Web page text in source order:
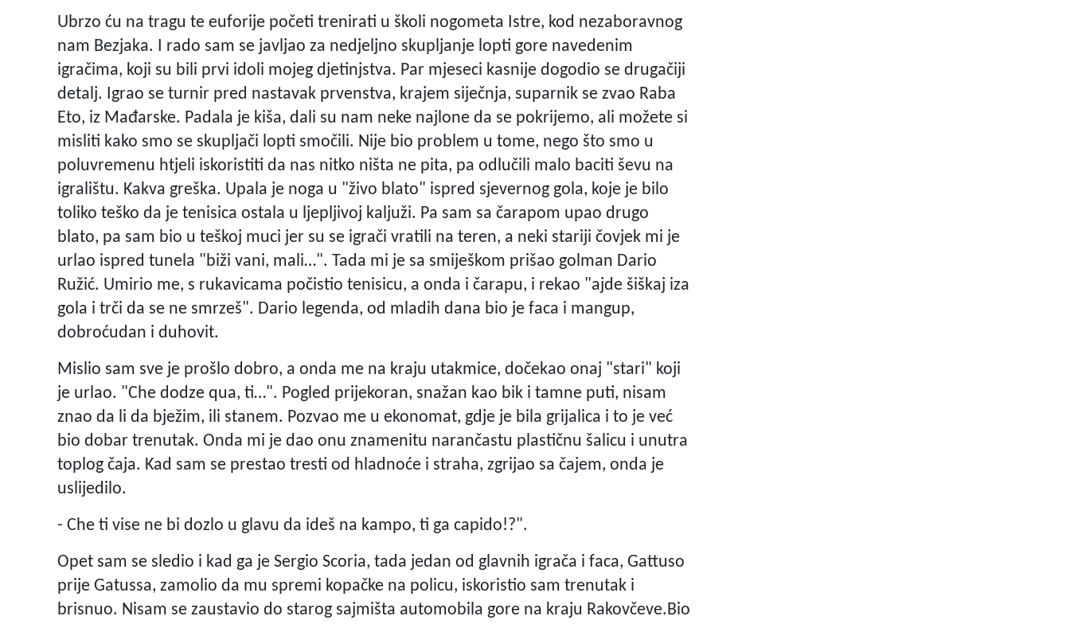
Ubrzo ću na tragu te euforije početi trenirati u školi nogometa Istre, kod nezaboravnog
nam Bezjaka. I rado sam se javljao za nedjeljno skupljanje lopti gore navedenim
igračima, koji su bili prvi idoli mojeg djetinjstva. Par mjeseci kasnije dogodio se drugačiji
detalj. Igrao se turnir pred nastavak prvenstva, krajem siječnja, suparnik se zvao Raba
Eto, iz Mađarske. Padala je kiša, dali su nam neke najlone da se pokrijemo, ali možete si
misliti kako smo se skupljači lopti smočili. Nije bio problem u tome, nego što smo u
poluvremenu htjeli iskoristiti da nas nitko ništa ne pita, pa odlučili malo baciti ševu na
igralištu. Kakva greška. Upala je noga u "živo blato" ispred sjevernog gola, koje je bilo
toliko teško da je tenisica ostala u ljepljivoj kaljuži. Pa sam sa čarapom upao drugo
blato, pa sam bio u teškoj muci jer su se igrači vratili na teren, a neki stariji čovjek mi je
urlao ispred tunela "biži vani, mali…". Tada mi je sa smiješkom prišao golman Dario
Ružić. Umirio me, s rukavicama počistio tenisicu, a onda i čarapu, i rekao "ajde šiškaj iza
gola i trči da se ne smrzeš". Dario legenda, od mladih dana bio je faca i mangup,
dobroćudan i duhovit.
Mislio sam sve je prošlo dobro, a onda me na kraju utakmice, dočekao onaj "stari" koji
je urlao. "Che dodze qua, ti…". Pogled prijekoran, snažan kao bik i tamne puti, nisam
znao da li da bježim, ili stanem. Pozvao me u ekonomat, gdje je bila grijalica i to je već
bio dobar trenutak. Onda mi je dao onu znamenitu narančastu plastičnu šalicu i unutra
toplog čaja. Kad sam se prestao tresti od hladnoće i straha, zgrijao sa čajem, onda je
uslijedilo.
- Che ti vise ne bi dozlo u glavu da ideš na kampo, ti ga capido!?".
Opet sam se sledio i kad ga je Sergio Scoria, tada jedan od glavnih igrača i faca, Gattuso
prije Gatussa, zamolio da mu spremi kopačke na policu, iskoristio sam trenutak i
brisnuo. Nisam se zaustavio do starog sajmišta automobila gore na kraju Rakovčeve.Bio